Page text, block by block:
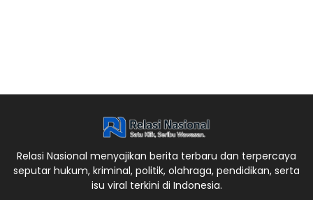
Relasi Nasional menyajikan berita terbaru dan terpercaya
seputar hukum, kriminal, politik, olahraga, pendidikan, serta
isu viral terkini di Indonesia.